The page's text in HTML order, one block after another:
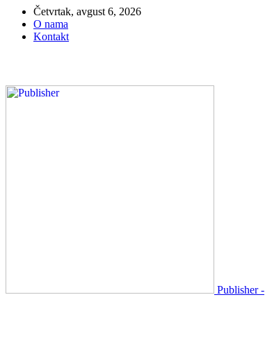
Četvrtak, avgust 6, 2026
O nama
Kontakt
Publisher -